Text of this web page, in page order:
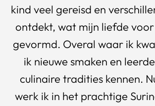
kind veel gereisd en
ontdekt, wat mijn liefde
gevormd. Overal waar ik
ik nieuwe smaken en
culinaire tradities kennen.
werk ik in het prachtige